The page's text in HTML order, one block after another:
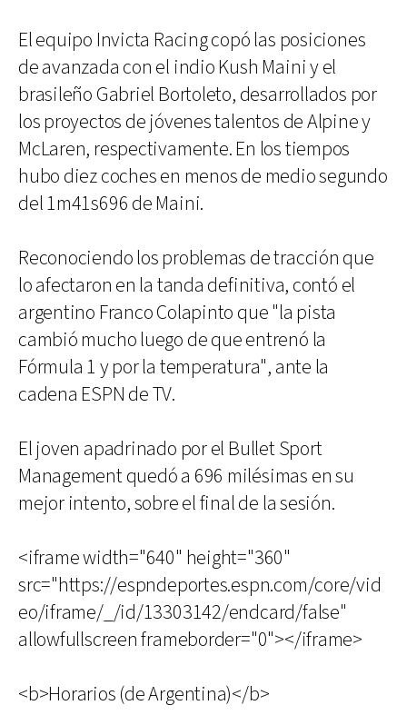
El equipo Invicta Racing copó las posiciones
de avanzada con el indio Kush Maini y el
brasileño Gabriel Bortoleto, desarrollados por
los proyectos de jóvenes talentos de Alpine y
McLaren, respectivamente. En los tiempos
hubo diez coches en menos de medio segundo
del 1m41s696 de Maini.
Reconociendo los problemas de tracción que
lo afectaron en la tanda definitiva, contó el
argentino Franco Colapinto que "la pista
cambió mucho luego de que entrenó la
Fórmula 1 y por la temperatura", ante la
cadena ESPN de TV.
El joven apadrinado por el Bullet Sport
Management quedó a 696 milésimas en su
mejor intento, sobre el final de la sesión.
<iframe width="640" height="360"
src="https://espndeportes.espn.com/core/vid
eo/iframe/_/id/13303142/endcard/false"
allowfullscreen frameborder="0"></iframe>
<b>Horarios (de Argentina)</b>